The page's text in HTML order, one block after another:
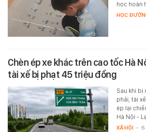
học hoàn
HỌC
Chèn ép xe khác trên cao tốc Hà
tài xế bị phạt 45 triệu đồng
Sau khi bị
phải, tài
ép lại
Hà Nội -
XÃ HỘI - 6